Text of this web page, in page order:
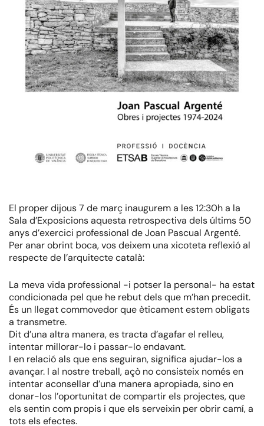
El proper dijous 7 de març inaugurem a les 12:30h a la
Sala d’Exposicions aquesta retrospectiva dels últims 50
anys d’exercici professional de Joan Pascual Argenté.
Per anar obrint boca, vos deixem una xicoteta reflexió al
respecte de l’arquitecte català:
La meva vida professional -i potser la personal- ha estat
condicionada pel que he rebut dels que m’han precedit.
És un llegat commovedor que èticament estem obligats
a transmetre.
Dit d’una altra manera, es tracta d’agafar el relleu,
intentar millorar-lo i passar-lo endavant.
I en relació als que ens seguiran, significa ajudar-los a
avançar. I al nostre treball, açò no consisteix només en
intentar aconsellar d’una manera apropiada, sino en
donar-los l’oportunitat de compartir els projectes, que
els sentin com propis i que els serveixin per obrir camí, a
tots els efectes.